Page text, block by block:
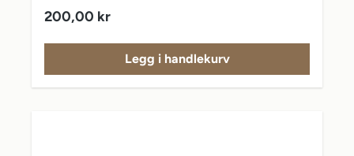
Vanlig pris:
200,00 kr
Legg i handlekurv